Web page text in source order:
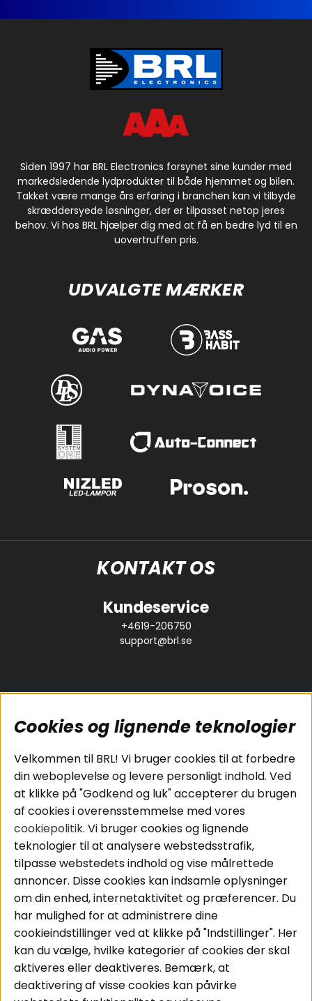
Siden 1997 har BRL Electronics forsynet sine kunder med
markedsledende lydprodukter til både hjemmet og bilen.
Takket være mange års erfaring i branchen kan vi tilbyde
skræddersyede løsninger, der er tilpasset netop jeres
behov. Vi hos BRL hjælper dig med at få en bedre lyd til en
uovertruffen pris.
UDVALGTE MÆRKER
KONTAKT OS
Kundeservice
+4619-206750
support@brl.se
Populære sider
Pakkeløsninger
Bilstereo
Højttalere
Forstærker
Smartphone
Tilbehør
Kabler
Kundeservice
Cookies
Handelsbetingelser
Personvernpolicy
Service / Garanti /
Retur
Områder
Bilstereo
Hjemmestereo
S
g på din bil
Følg os
Instagram
Facebook
Youtube
Cookies og lignende teknologier
Velkommen til BRL! Vi bruger cookies til at forbedre
din weboplevelse og levere personligt indhold. Ved
at klikke på "Godkend og luk" accepterer du brugen
af cookies i overensstemmelse med vores
cookiepolitik. Vi bruger cookies og lignende
teknologier til at analysere webstedsstrafik,
tilpasse webstedets indhold og vise målrettede
annoncer. Disse cookies kan indsamle oplysninger
om din enhed, internetaktivitet og præferencer. Du
har mulighed for at administrere dine
cookieindstillinger ved at klikke på "Indstillinger". Her
kan du vælge, hvilke kategorier af cookies der skal
aktiveres eller deaktiveres. Bemærk, at
deaktivering af visse cookies kan påvirke